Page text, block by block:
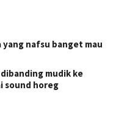
nafsu banget mau
mudik ke
sound horeg